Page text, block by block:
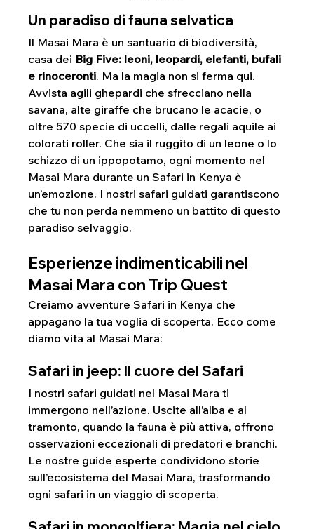
Un paradiso di fauna selvatica
Il Masai Mara è un santuario di biodiversità,
casa dei Big Five: leoni, leopardi, elefanti, bufali
e rinoceronti. Ma la magia non si ferma qui.
Avvista agili ghepardi che sfrecciano nella
savana, alte giraffe che brucano le acacie, o
oltre 570 specie di uccelli, dalle regali aquile ai
colorati roller. Che sia il ruggito di un leone o lo
schizzo di un ippopotamo, ogni momento nel
Masai Mara durante un Safari in Kenya è
un’emozione. I nostri safari guidati garantiscono
che tu non perda nemmeno un battito di questo
paradiso selvaggio.
Esperienze indimenticabili nel
Masai Mara con Trip Quest
Creiamo avventure Safari in Kenya che
appagano la tua voglia di scoperta. Ecco come
diamo vita al Masai Mara:
Safari in jeep: Il cuore del Safari
I nostri safari guidati nel Masai Mara ti
immergono nell’azione. Uscite all’alba e al
tramonto, quando la fauna è più attiva, offrono
osservazioni eccezionali di predatori e branchi.
Le nostre guide esperte condividono storie
sull’ecosistema del Masai Mara, trasformando
ogni safari in un viaggio di scoperta.